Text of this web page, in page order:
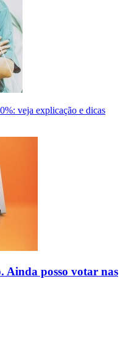
veja explicação e dicas
Ainda posso votar nas